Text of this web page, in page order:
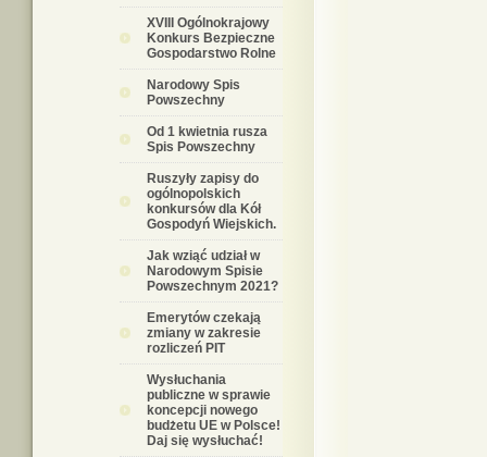
XVIII Ogólnokrajowy
Konkurs Bezpieczne
Gospodarstwo Rolne
Narodowy Spis
Powszechny
Od 1 kwietnia rusza
Spis Powszechny
Ruszyły zapisy do
ogólnopolskich
konkursów dla Kół
Gospodyń Wiejskich.
Jak wziąć udział w
Narodowym Spisie
Powszechnym 2021?
Emerytów czekają
zmiany w zakresie
rozliczeń PIT
Wysłuchania
publiczne w sprawie
koncepcji nowego
budżetu UE w Polsce!
Daj się wysłuchać!